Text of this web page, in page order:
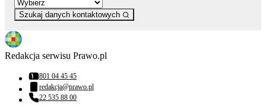
Szukaj danych kontaktowych
Redakcja serwisu Prawo.pl
Numer telefonu:
801 04 45 45
Adres email:
redakcja@prawo.pl
Numer telefonu:
22 535 88 00